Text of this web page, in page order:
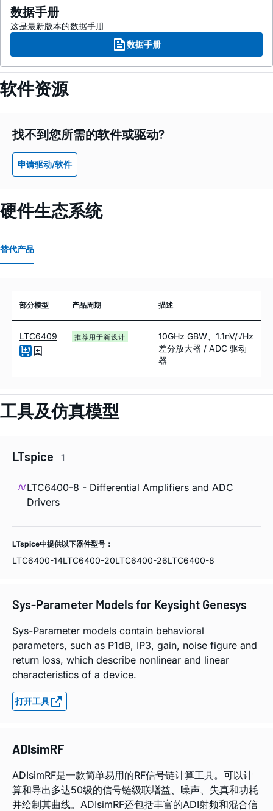
数据手册
这是最新版本的数据手册
数据手册
软件资源
找不到您所需的软件或驱动?
申请驱动/软件
硬件生态系统
替代产品
部分模型 产品周期 描述
LTC6409 推荐用于新设计
10GHz GBW、1.1nV/√Hz
差分放大器 / ADC 驱动
器
工具及仿真模型
LTspice 1
LTC6400-8 - Differential Amplifiers and ADC
Drivers
LTspice中提供以下器件型号：
LTC6400-14LTC6400-20LTC6400-26LTC6400-8
Sys-Parameter Models for Keysight Genesys
Sys-Parameter models contain behavioral
parameters, such as P1dB, IP3, gain, noise figure and
return loss, which describe nonlinear and linear
characteristics of a device.
打开工具
ADIsimRF
ADIsimRF是一款简单易用的RF信号链计算工具。可以计
算和导出多达50级的信号链级联增益、噪声、失真和功耗
并绘制其曲线。ADIsimRF还包括丰富的ADI射频和混合信